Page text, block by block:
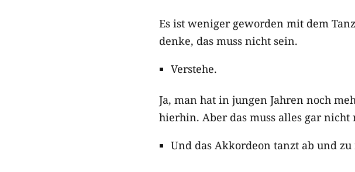
Es ist weniger geworden mit dem
denke, das muss nicht sein.
Verstehe.
Ja, man hat in jungen Jahren noch
hierhin. Aber das muss alles gar nicht
Und das Akkordeon tanzt ab und zu